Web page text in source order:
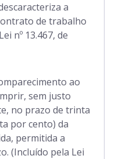
a
de trabalho
nº 13.467, de
ao
sem justo
no prazo de trinta
por cento) da
permitida a
(Incluído pela Lei